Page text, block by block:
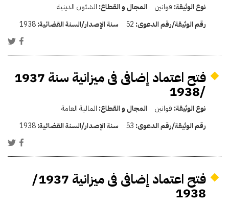
نوع الوثيقة: قوانين المجال و القطاع: الشئون الدينية
رقم الوثيقة/رقم الدعوى: 52 سنة الإصدار/السنة القضائية:1938
فتح اعتماد إضافى فى ميزانية سنة 1937
/1938
نوع الوثيقة: قوانين المجال و القطاع: المالية العامة
رقم الوثيقة/رقم الدعوى: 53 سنة الإصدار/السنة القضائية:1938
فتح اعتماد إضافى فى ميزانية 1937/
1938